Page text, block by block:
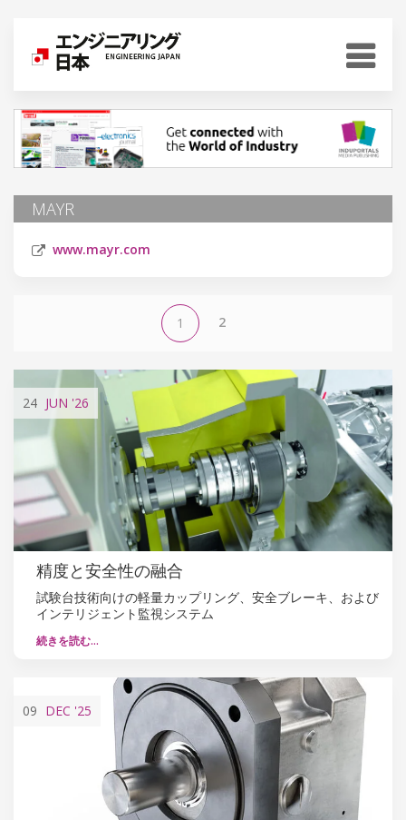
MAYR
www.mayr.com
1 2
24 JUN '26
精度と安全性の融合
試験台技術向けの軽量カップリング、安全ブレーキ、および
インテリジェント監視システム
続きを読む…
09 DEC '25